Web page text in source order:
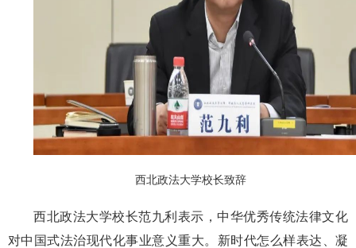
西北政法大学校长致辞
西北政法大学校长范九利表示，中华优秀传统法律文化
对中国式法治现代化事业意义重大。新时代怎么样表达、凝